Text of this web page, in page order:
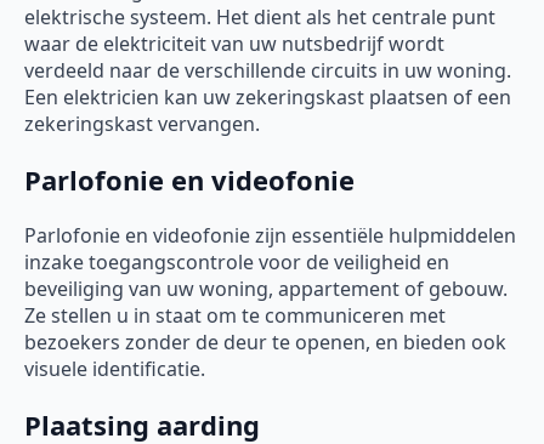
elektrische systeem. Het dient als het centrale punt
waar de elektriciteit van uw nutsbedrijf wordt
verdeeld naar de verschillende circuits in uw woning.
Een elektricien kan uw zekeringskast plaatsen of een
zekeringskast vervangen.
Parlofonie en videofonie
Parlofonie en videofonie zijn essentiële hulpmiddelen
inzake toegangscontrole voor de veiligheid en
beveiliging van uw woning, appartement of gebouw.
Ze stellen u in staat om te communiceren met
bezoekers zonder de deur te openen, en bieden ook
visuele identificatie.
Plaatsing aarding